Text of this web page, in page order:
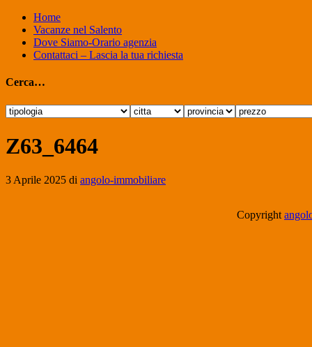
Home
Vacanze nel Salento
Dove Siamo-Orario agenzia
Contattaci – Lascia la tua richiesta
Cerca…
Z63_6464
3 Aprile 2025 di angolo-immobiliare
Copyright